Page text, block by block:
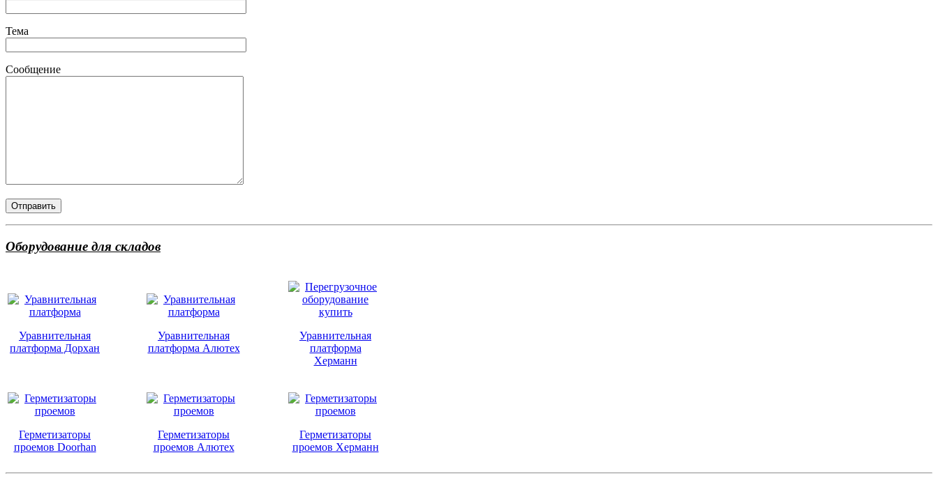
Тема
Сообщение
Оборудование для складов
Уравнительная
платформа Дорхан
Уравнительная
платформа Алютех
Уравнительная
платформа
Херманн
Герметизаторы
проемов Doorhan
Герметизаторы
проемов Алютех
Герметизаторы
проемов Херманн